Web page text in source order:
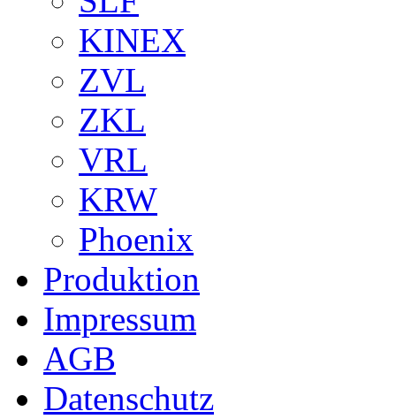
KINEX
ZVL
ZKL
VRL
KRW
Phoenix
Produktion
Impressum
AGB
Datenschutz